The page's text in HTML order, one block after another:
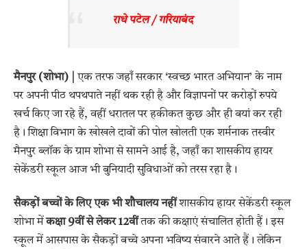
राधे पटेल / गरियाबंद
मैनपुर (शोभा) |
एक तरफ जहाँ सरकार ‘स्वच्छ भारत अभियान’ के नाम
पर अपनी पीठ थपथपाते नहीं थक रही है और विज्ञापनों पर करोड़ों रुपये
खर्च किए जा रहे हैं, वहीं धरातल पर हकीकत कुछ और ही बयां कर रही
है। शिक्षा विभाग के खोखले दावों की पोल खोलती एक शर्मनाक तस्वीर
मैनपुर ब्लॉक के ग्राम शोभा से सामने आई है, जहाँ का शासकीय हायर
सेकेंडरी स्कूल आज भी बुनियादी सुविधाओं को तरस रहा है।
सैकड़ों बच्चों के लिए एक भी शौचालय नहींशासकीय हायर सेकेंडरी स्कूल
शोभा मेंकक्षा 9वीं से लेकर 12वींतक की कक्षाएं संचालित होती हैं। इस
स्कूल में आसपास के सैकड़ों बच्चे अपना भविष्य संवारने आते हैं। लेकिन